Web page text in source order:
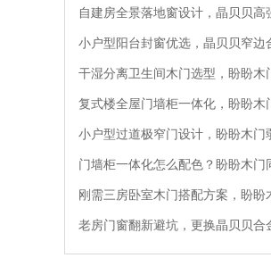
自建房全景落地窗设计，晶贝贝
小户型阳台封窗优选，晶贝贝窄边
干湿分离卫生间木门选型，盼盼
复式楼全屋门墙柜一体化，盼盼木
小户型过道极窄门设计，盼盼木门
门墙柜一体化怎么配色？盼盼木
刚需三房卧室木门搭配方案，盼盼
老房门窗翻新避坑，更换晶贝贝合